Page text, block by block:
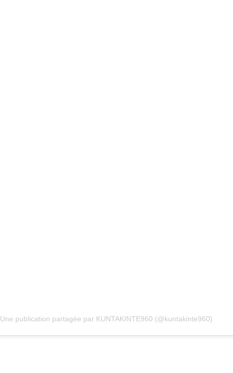
Une publication partagée par KUNTAKINTE960 (@kuntakinte960)